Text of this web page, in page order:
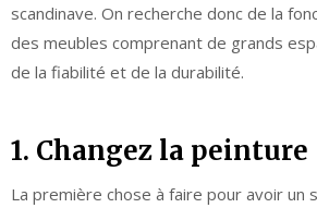
scandinave. On recherche donc de la
des meubles comprenant de grands
de la fiabilité et de la durabilité.
1. Changez la peinture
La première chose à faire pour avoir un